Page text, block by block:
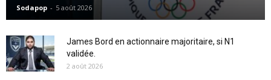
Sodapop - 5 août 2026
James Bord en actionnaire majoritaire, si N1
validée.
2 août 2026